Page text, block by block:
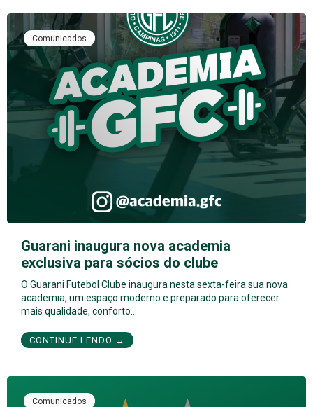
Comunicados
Guarani inaugura nova academia
exclusiva para sócios do clube
O Guarani Futebol Clube inaugura nesta sexta-feira sua nova
academia, um espaço moderno e preparado para oferecer
mais qualidade, conforto…
CONTINUE LENDO →
Comunicados